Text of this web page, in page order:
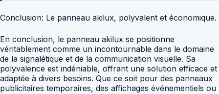
Conclusion: Le panneau akilux, polyvalent et économique.
En conclusion, le panneau akilux se positionne
véritablement comme un incontournable dans le domaine
de la signalétique et de la communication visuelle. Sa
polyvalence est indéniable, offrant une solution efficace et
adaptée à divers besoins. Que ce soit pour des panneaux
publicitaires temporaires, des affichages événementiels ou